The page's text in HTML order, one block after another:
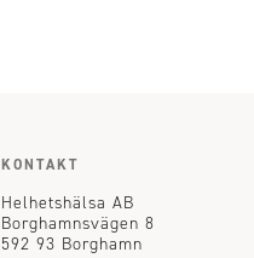
KONTAKT
Helhetshälsa AB
Borghamnsvägen 8
592 93 Borghamn